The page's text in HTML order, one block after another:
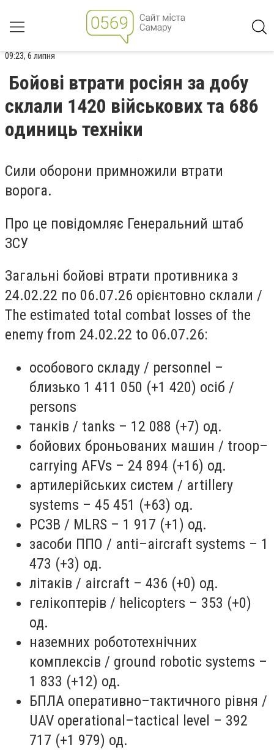
09:23, 6 липня
Бойові втрати росіян за добу
склали 1420 військових та 686
одиниць техніки
Сили оборони примножили втрати
ворога.
Про це повідомляє Генеральний штаб
ЗСУ
Загальні бойові втрати противника з
24.02.22 по 06.07.26 орієнтовно склали /
The estimated total combat losses of the
enemy from 24.02.22 to 06.07.26:
особового складу / personnel –
близько 1 411 050 (+1 420) осіб /
persons
танків / tanks – 12 088 (+7) од.
бойових броньованих машин / troop–
carrying AFVs – 24 894 (+16) од.
артилерійських систем / artillery
systems – 45 451 (+63) од.
РСЗВ / MLRS – 1 917 (+1) од.
засоби ППО / anti–aircraft systems – 1
473 (+3) од.
літаків / aircraft – 436 (+0) од.
гелікоптерів / helicopters – 353 (+0)
од.
наземних робототехнічних
комплексів / ground robotic systems –
1 833 (+12) од.
БПЛА оперативно–тактичного рівня /
UAV operational–tactical level – 392
717 (+1 979) од.